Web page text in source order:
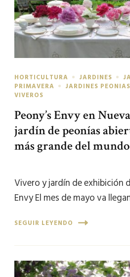
HORTICULTURA JARDINES
PRIMAVERA
JARDINES PEONIAS
VIVEROS
Peony’s Envy en
jardín de peonías
más grande del mundo
Vivero y jardín de exhibición
Envy El mes de mayo va
SEGUIR LEYENDO